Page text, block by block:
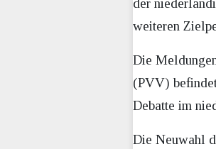
der
weiteren
Die
(PVV)
Debatte im
Die Neuwahl